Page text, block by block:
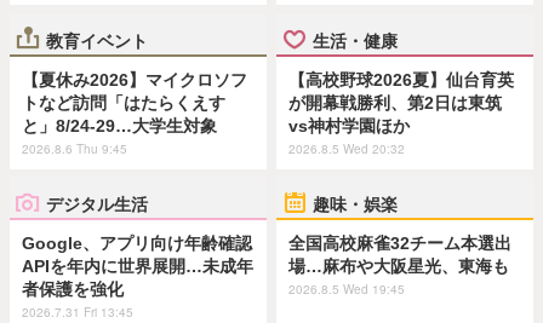
教育イベント
【夏休み2026】マイクロソフ
トなど訪問「はたらくえす
と」8/24-29…大学生対象
2026.8.6 Thu 9:45
生活・健康
【高校野球2026夏】仙台育英
が開幕戦勝利、第2日は東筑
vs神村学園ほか
2026.8.5 Wed 20:32
デジタル生活
Google、アプリ向け年齢確認
APIを年内に世界展開…未成年
者保護を強化
2026.7.31 Fri 13:45
趣味・娯楽
全国高校麻雀32チーム本選出
場…麻布や大阪星光、東海も
2026.8.5 Wed 19:45